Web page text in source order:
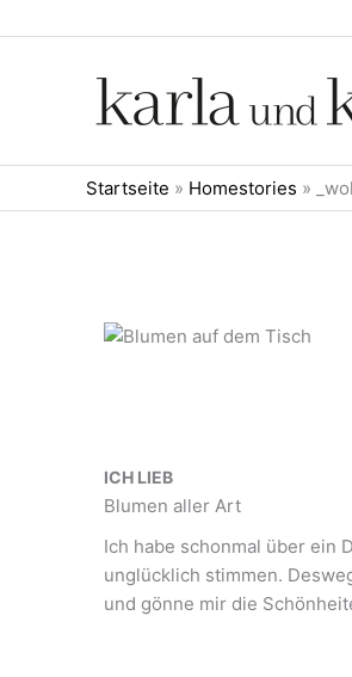
Inhalt
Startseite » Homestories »
ICH LIEB
Blumen aller Art
Ich habe schonmal über ein
unglücklich stimmen.
und gönne mir die